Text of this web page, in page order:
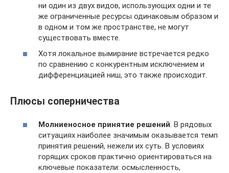
ни один из двух видов, использующих одни и те
же ограниченные ресурсы одинаковым образом и
в одном и том же пространстве, не могут
существовать вместе.
Хотя локальное вымирание встречается редко
по сравнению с конкурентным исключением и
дифференциацией ниш, это также происходит.
Плюсы соперничества
Молниеносное принятие решений. В рядовых
ситуациях наиболее значимым оказывается темп
принятия решений, нежели их суть. В условиях
горящих сроков практично ориентироваться на
ключевые показатели: осмысленность,